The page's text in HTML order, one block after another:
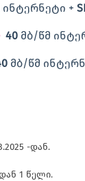
ინტერნეტი +
40 მბ/წმ
მბ/წმ
-დან.
1 წელი.